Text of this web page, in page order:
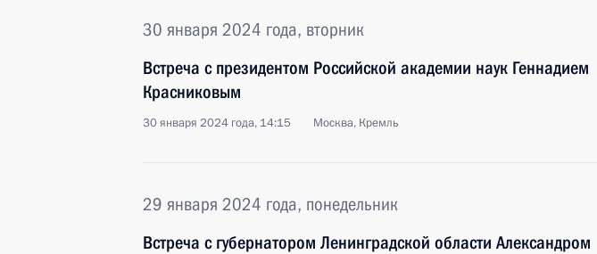
30 января 2024 года, вторник
Встреча с президентом Российской академии наук Геннадием
Красниковым
30 января 2024 года, 14:15 Москва, Кремль
29 января 2024 года, понедельник
Встреча с губернатором Ленинградской области Александром